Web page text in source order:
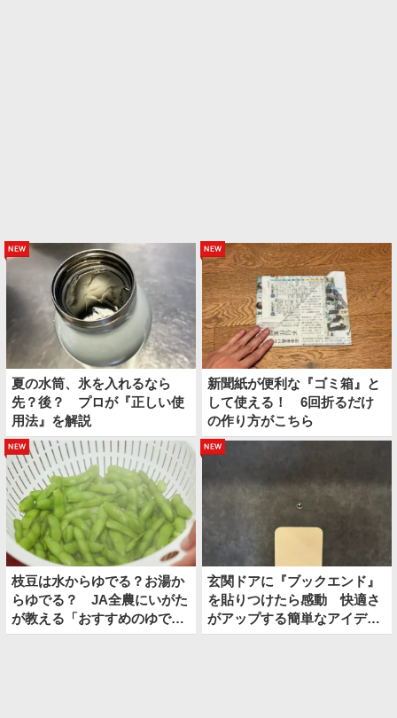
new
夏の水筒、氷を入れるなら
先？後？ プロが『正しい使
用法』を解説
new
新聞紙が便利な『ゴミ箱』と
して使える！ 6回折るだけ
の作り方がこちら
new
枝豆は水からゆでる？お湯か
らゆでる？ JA全農にいがた
が教える「おすすめのゆで
方」がこちら
玄関ドアに『ブックエンド』
を貼りつけたら感動 快適さ
がアップする簡単なアイディ
アとは